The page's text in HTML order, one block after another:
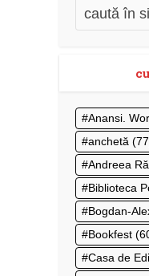
Anansi.
anchetă
Andreea
Biblioteca
Bogdan-
Bookfest
Casa de